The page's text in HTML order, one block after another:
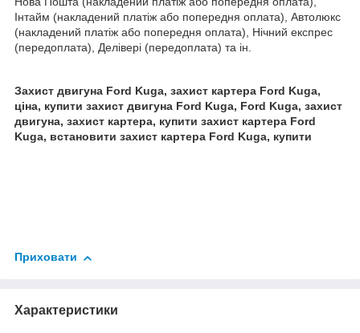
Інтайм (накладений платіж або попередня оплата), Автолюкс
(накладений платіж або попередня оплата), Нічний експрес
(передоплата), Делівері (передоплата) та ін.
Захист двигуна Ford Kuga, захист картера Ford Kuga,
ціна, купити захист двигуна Ford Kuga, Ford Kuga, захист
двигуна, захист картера, купити захист картера Ford
Kuga, встановити захист картера Ford Kuga, купити
Приховати
Характеристики